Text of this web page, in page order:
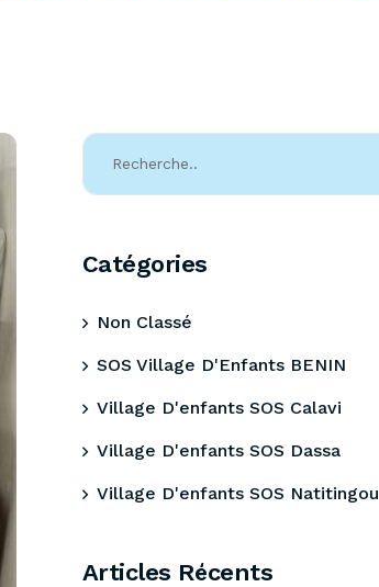
Catégories
Non Classé
SOS Village D'Enfants BENIN
Village D'enfants SOS Calavi
Village D'enfants SOS Dassa
Village D'enfants SOS Natitingou
Articles Récents